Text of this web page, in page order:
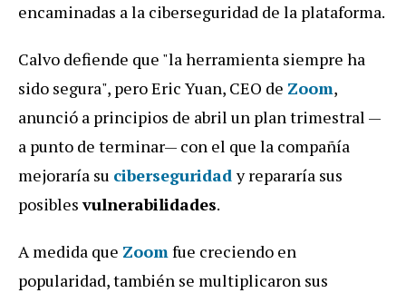
encaminadas a la ciberseguridad de la plataforma.
Calvo defiende que "la herramienta siempre ha
sido segura", pero Eric Yuan, CEO de Zoom,
anunció a principios de abril un plan trimestral —
a punto de terminar— con el que la compañía
mejoraría su ciberseguridady repararía sus
posiblesvulnerabilidades.
A medida que Zoomfue creciendo en
popularidad, también se multiplicaron sus